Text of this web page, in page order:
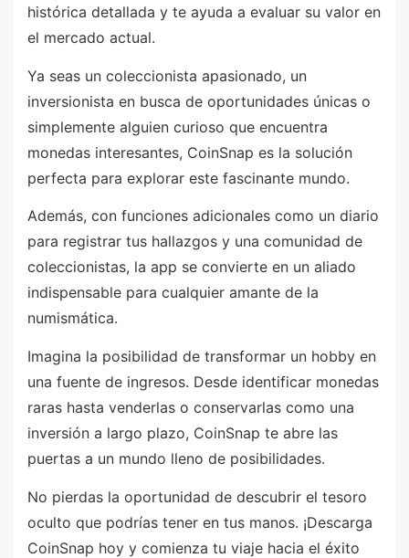
histórica detallada y te ayuda a evaluar su valor en
el mercado actual.
Ya seas un coleccionista apasionado, un
inversionista en busca de oportunidades únicas o
simplemente alguien curioso que encuentra
monedas interesantes, CoinSnap es la solución
perfecta para explorar este fascinante mundo.
Además, con funciones adicionales como un diario
para registrar tus hallazgos y una comunidad de
coleccionistas, la app se convierte en un aliado
indispensable para cualquier amante de la
numismática.
Imagina la posibilidad de transformar un hobby en
una fuente de ingresos. Desde identificar monedas
raras hasta venderlas o conservarlas como una
inversión a largo plazo, CoinSnap te abre las
puertas a un mundo lleno de posibilidades.
No pierdas la oportunidad de descubrir el tesoro
oculto que podrías tener en tus manos. ¡Descarga
CoinSnap hoy y comienza tu viaje hacia el éxito